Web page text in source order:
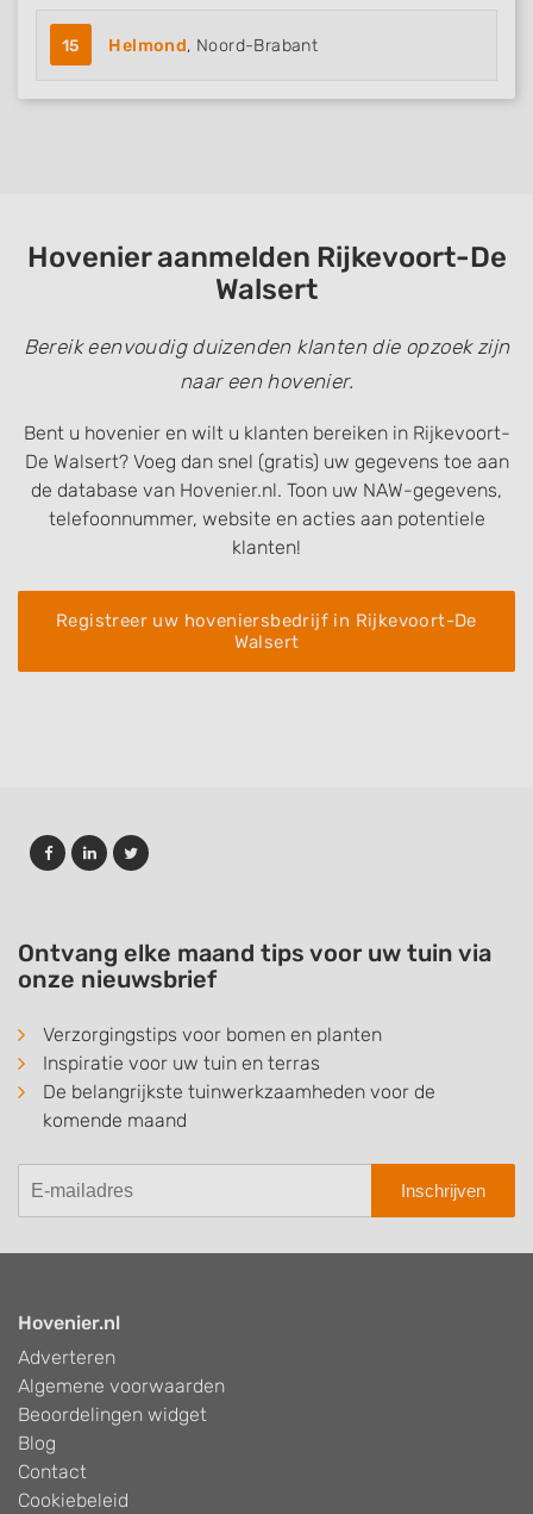
15 Helmond, Noord-Brabant
Hovenier aanmelden Rijkevoort-De
Walsert
Bereik eenvoudig duizenden klanten die opzoek zijn
naar een hovenier.
Bent u hovenier en wilt u klanten bereiken in Rijkevoort-
De Walsert? Voeg dan snel (gratis) uw gegevens toe aan
de database van Hovenier.nl. Toon uw NAW-gegevens,
telefoonnummer, website en acties aan potentiele
klanten!
Registreer uw hoveniersbedrijf in Rijkevoort-De
Walsert
Ontvang elke maand tips voor uw tuin via
onze nieuwsbrief
Verzorgingstips voor bomen en planten
Inspiratie voor uw tuin en terras
De belangrijkste tuinwerkzaamheden voor de
komende maand
Inschrijven
Hovenier.nl
Adverteren
Algemene voorwaarden
Beoordelingen widget
Blog
Contact
Cookiebeleid